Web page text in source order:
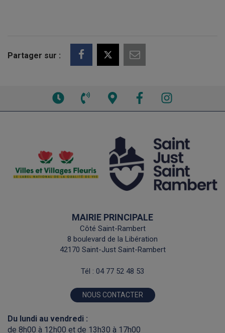
Partager sur :
Voir
téléphone
Facebook
MAIRIE PRINCIPALE
Côté Saint-Rambert
8 boulevard de la Libération
42170 Saint-Just Saint-Rambert
Tél : 04 77 52 48 53
NOUS CONTACTER
Du lundi au vendredi :
de 8h00 à 12h00 et de 13h30 à 17h00